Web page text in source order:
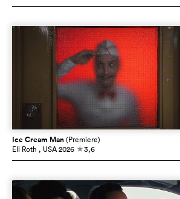
Ice Cream Man(Premiere)
Eli Roth , USA2026 c3,6